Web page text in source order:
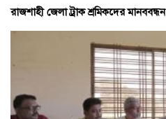
রাজশাহী জেলা ট্রাক শ্রমিকদের মানববন্ধন